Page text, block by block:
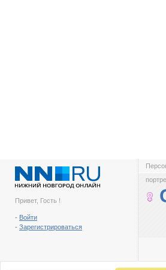
Привет, Гость !
- Войти
- Зарегистрироваться